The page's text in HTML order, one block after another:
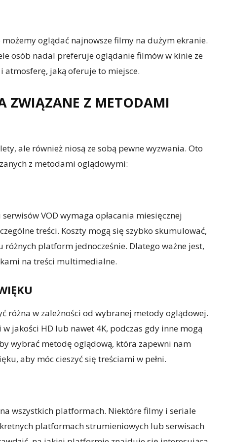
oglądać najnowsze filmy na dużym ekranie.
osób nadal preferuje oglądanie filmów w kinie ze
atmosferę, jaką oferuje to miejsce.
ZWIĄZANE Z METODAMI
ale również niosą ze sobą pewne wyzwania. Oto
z metodami oglądowymi:
VOD wymaga opłacania miesięcznej
treści. Koszty mogą się szybko skumulować,
różnych platform jednocześnie. Dlatego ważne jest,
na treści multimedialne.
różna w zależności od wybranej metody oglądowej.
jakości HD lub nawet 4K, podczas gdy inne mogą
wybrać metodę oglądową, która zapewni nam
aby móc cieszyć się treściami w pełni.
wszystkich platformach. Niektóre filmy i seriale
platformach strumieniowych lub serwisach